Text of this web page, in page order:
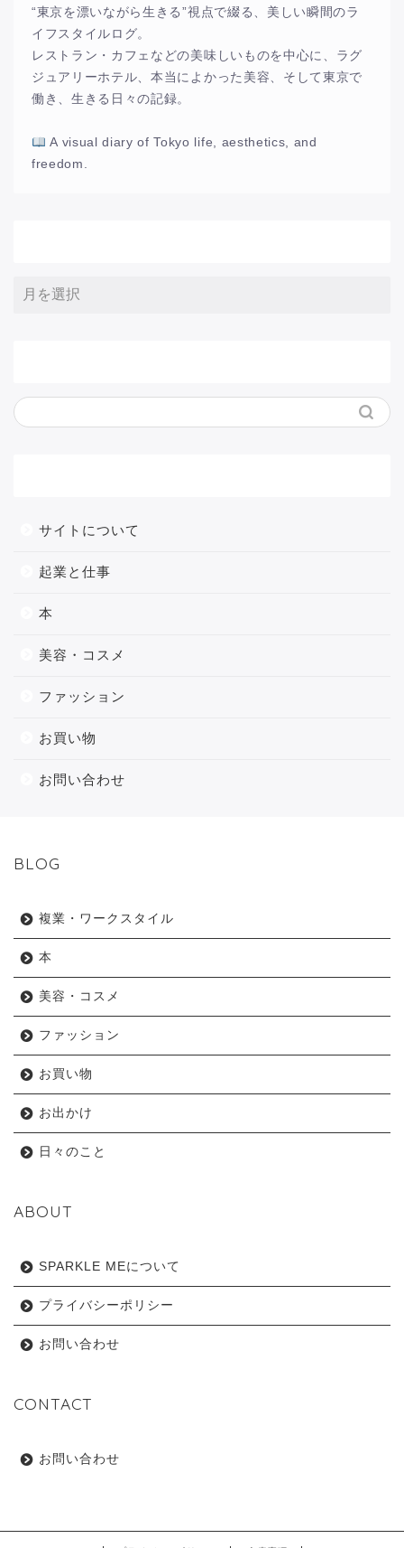
“東京を漂いながら生きる”視点で綴る、美しい瞬間のラ
イフスタイルログ。
レストラン・カフェなどの美味しいものを中心に、ラグ
ジュアリーホテル、本当によかった美容、そして東京で
働き、生きる日々の記録。
A visual diary of Tokyo life, aesthetics, and
freedom.
サイトについて
起業と仕事
本
美容・コスメ
ファッション
お買い物
お問い合わせ
BLOG
複業・ワークスタイル
本
美容・コスメ
ファッション
お買い物
お出かけ
日々のこと
ABOUT
SPARKLE MEについて
プライバシーポリシー
お問い合わせ
CONTACT
お問い合わせ